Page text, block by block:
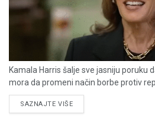
Kamala Harris šalje sve jasniju poruku
mora da promeni način borbe protiv
SAZNAJTE VIŠEDETAILS